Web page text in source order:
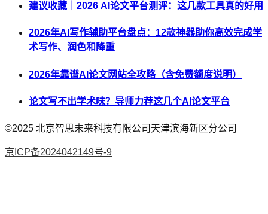
建议收藏｜2026 AI论文平台测评：这几款工具真的好用
2026年AI写作辅助平台盘点：12款神器助你高效完成学
术写作、润色和降重
2026年靠谱AI论文网站全攻略（含免费额度说明）
论文写不出学术味？导师力荐这几个AI论文平台
©2025 北京智思未来科技有限公司天津滨海新区分公司
京ICP备2024042149号-9